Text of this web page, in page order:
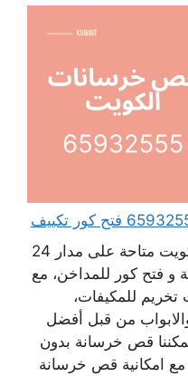
خدمات شركة قص خرسانة الكويت متاحة على مدار 24
و فتح كور للمداخن، مع
للمكيفات،
من قبل أفضل
قص خرسانة بدون
مع امكانية قص خرسانة